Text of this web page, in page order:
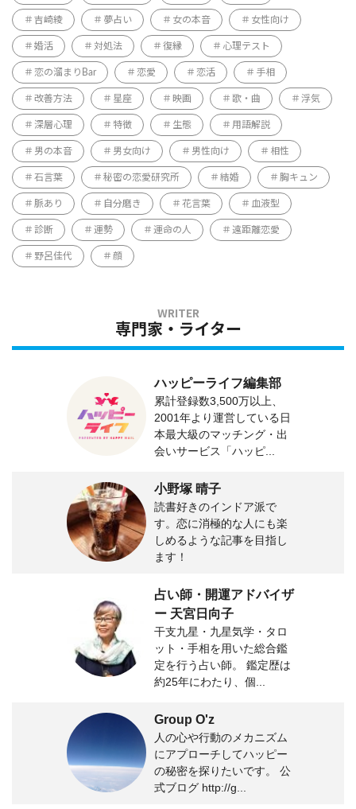
吉崎綾 夢占い 女の本音 女性向け
婚活 対処法 復縁 心理テスト
恋の溜まりBar 恋愛 恋活 手相
改善方法 星座 映画 歌・曲 浮気
深層心理 特徴 生態 用語解説
男の本音 男女向け 男性向け 相性
石言葉 秘密の恋愛研究所 結婚 胸キュン
脈あり 自分磨き 花言葉 血液型
診断 運勢 運命の人 遠距離恋愛
野呂佳代 顔
専門家・ライター
ハッピーライフ編集部
累計登録数3,500万以上、
2001年より運営している日
本最大級のマッチング・出
会いサービス「ハッピ...
小野塚 晴子
読書好きのインドア派で
す。恋に消極的な人にも楽
しめるような記事を目指し
ます！
占い師・開運アドバイザ
ー 天宮日向子
干支九星・九星気学・タロ
ット・手相を用いた総合鑑
定を行う占い師。 鑑定歴は
約25年にわたり、個...
Group O'z
人の心や行動のメカニズム
にアプローチしてハッピー
の秘密を探りたいです。 公
式ブログ http://g...